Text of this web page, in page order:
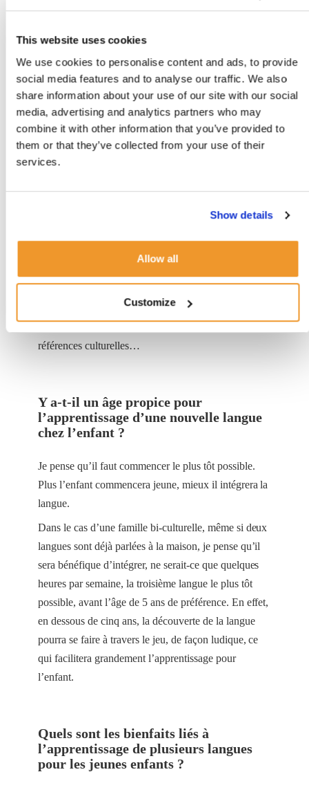
This website uses cookies
We use cookies to personalise content and ads, to provide
social media features and to analyse our traffic. We also
share information about your use of our site with our social
media, advertising and analytics partners who may
combine it with other information that you’ve provided to
them or that they’ve collected from your use of their
services.
Show details
Allow all
Customize
camps.
Le défi pour les parents est donc de réussir à trouver
un juste équilibre entre la langue parlée en famille ; la
langue parlée avec la nounou ; la langue apprise à
l’école et la langue pratiquée lors des activités extra-
scolaires.
Quels sont les avantages à faire appel à
native sera très utile pour permettre à l’enfant d’avoir
nounou va aussi transmettre une part de culture, à
références culturelles…
Y a-t-il un âge propice pour
l’apprentissage d’une nouvelle langue
chez l’enfant ?
Je pense qu’il faut commencer le plus tôt possible.
Plus l’enfant commencera jeune, mieux il intégrera la
langue.
Dans le cas d’une famille bi-culturelle, même si deux
langues sont déjà parlées à la maison, je pense qu’il
sera bénéfique d’intégrer, ne serait-ce que quelques
heures par semaine, la troisième langue le plus tôt
possible, avant l’âge de 5 ans de préférence. En effet,
en dessous de cinq ans, la découverte de la langue
pourra se faire à travers le jeu, de façon ludique, ce
qui facilitera grandement l’apprentissage pour
l’enfant.
Quels sont les bienfaits liés à
l’apprentissage de plusieurs langues
pour les jeunes enfants ?